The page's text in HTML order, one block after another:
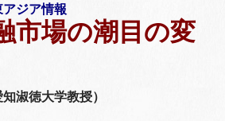
ジア情報
市場の潮目の変
淑徳大学教授）